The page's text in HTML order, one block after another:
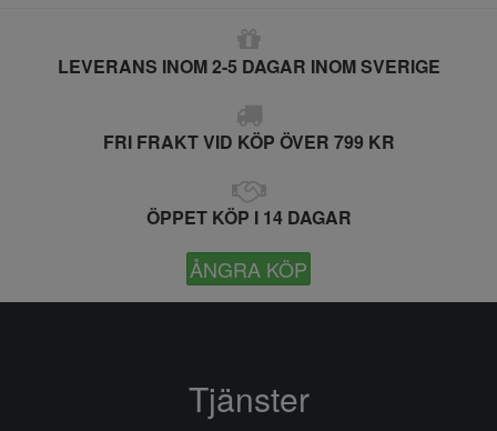
LEVERANS INOM 2-5 DAGAR INOM SVERIGE
FRI FRAKT VID KÖP ÖVER 799 KR
ÖPPET KÖP I 14 DAGAR
ÅNGRA KÖP
Tjänster